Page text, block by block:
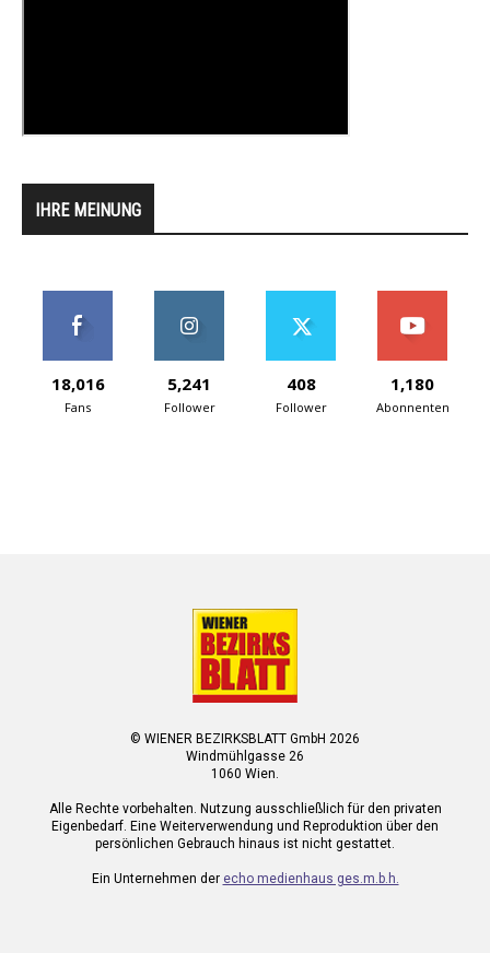
IHRE MEINUNG
18,016
Fans
5,241
Follower
408
Follower
1,180
Abonnenten
© WIENER BEZIRKSBLATT GmbH 2026
Windmühlgasse 26
1060 Wien.
Alle Rechte vorbehalten. Nutzung ausschließlich für den privaten
Eigenbedarf. Eine Weiterverwendung und Reproduktion über den
persönlichen Gebrauch hinaus ist nicht gestattet.
Ein Unternehmen der echo medienhaus ges.m.b.h.